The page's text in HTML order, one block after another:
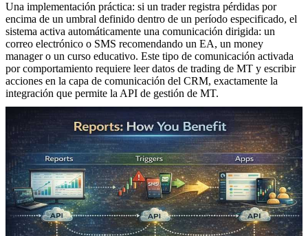
Una implementación práctica: si un trader registra pérdidas por
encima de un umbral definido dentro de un período especificado, el
sistema activa automáticamente una comunicación dirigida: un
correo electrónico o SMS recomendando un EA, un money
manager o un curso educativo. Este tipo de comunicación activada
por comportamiento requiere leer datos de trading de MT y escribir
acciones en la capa de comunicación del CRM, exactamente la
integración que permite la API de gestión de MT.